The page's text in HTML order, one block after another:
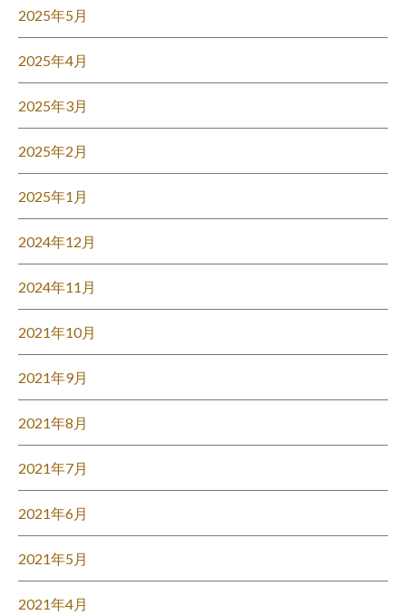
2025年5月
2025年4月
2025年3月
2025年2月
2025年1月
2024年12月
2024年11月
2021年10月
2021年9月
2021年8月
2021年7月
2021年6月
2021年5月
2021年4月